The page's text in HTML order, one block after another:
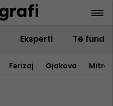
Eksperti Të fundit
Ferizaj Gjakova